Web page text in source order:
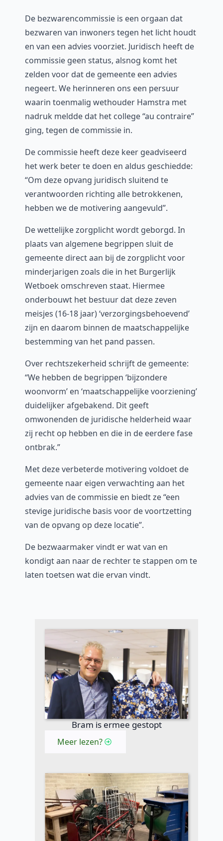
De bezwarencommissie is een orgaan dat
bezwaren van inwoners tegen het licht houdt
en van een advies voorziet. Juridisch heeft de
commissie geen status, alsnog komt het
zelden voor dat de gemeente een advies
negeert. We herinneren ons een persuur
waarin toenmalig wethouder Hamstra met
nadruk meldde dat het college “au contraire”
ging, tegen de commissie in.
De commissie heeft deze keer geadviseerd
het werk beter te doen en aldus geschiedde:
“Om deze opvang juridisch sluitend te
verantwoorden richting alle betrokkenen,
hebben we de motivering aangevuld”.
De wettelijke zorgplicht wordt geborgd. In
plaats van algemene begrippen sluit de
gemeente direct aan bij de zorgplicht voor
minderjarigen zoals die in het Burgerlijk
Wetboek omschreven staat. Hiermee
onderbouwt het bestuur dat deze zeven
meisjes (16-18 jaar) ‘verzorgingsbehoevend’
zijn en daarom binnen de maatschappelijke
bestemming van het pand passen.
Over rechtszekerheid schrijft de gemeente:
“We hebben de begrippen ‘bijzondere
woonvorm’ en ‘maatschappelijke voorziening’
duidelijker afgebakend. Dit geeft
omwonenden de juridische helderheid waar
zij recht op hebben en die in de eerdere fase
ontbrak.”
Met deze verbeterde motivering voldoet de
gemeente naar eigen verwachting aan het
advies van de commissie en biedt ze “een
stevige juridische basis voor de voortzetting
van de opvang op deze locatie”.
De bezwaarmaker vindt er wat van en
kondigt aan naar de rechter te stappen om te
laten toetsen wat die ervan vindt.
Bram is ermee gestopt
Meer lezen?